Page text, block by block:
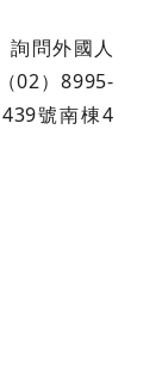
詢問外國人
02）8995-
號南棟4